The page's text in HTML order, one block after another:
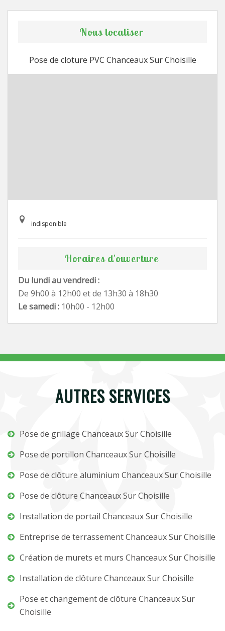
Nous localiser
Pose de cloture PVC Chanceaux Sur Choisille
indisponible
Horaires d'ouverture
Du lundi au vendredi :
De 9h00 à 12h00 et de 13h30 à 18h30
Le samedi : 10h00 - 12h00
AUTRES SERVICES
Pose de grillage Chanceaux Sur Choisille
Pose de portillon Chanceaux Sur Choisille
Pose de clôture aluminium Chanceaux Sur Choisille
Pose de clôture Chanceaux Sur Choisille
Installation de portail Chanceaux Sur Choisille
Entreprise de terrassement Chanceaux Sur Choisille
Création de murets et murs Chanceaux Sur Choisille
Installation de clôture Chanceaux Sur Choisille
Pose et changement de clôture Chanceaux Sur
Choisille